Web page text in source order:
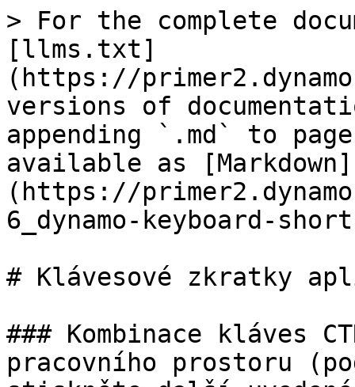
> For the complete
[llms.txt]
(https://
versions of
appending `.md` to
available as [Markdown]
(https://
6_dynamo-keyboard-
# Klávesové zkratky
### Kombinace kláves
pracovního prostoru